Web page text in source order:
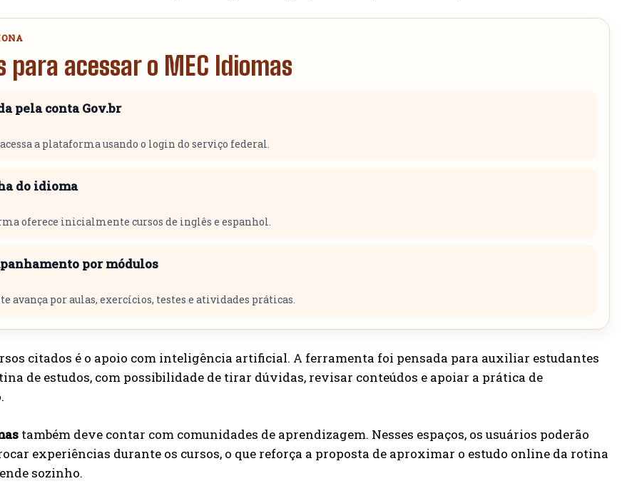
para acessar o MEC Idiomas
pela conta Gov.br
a plataforma usando o login do serviço federal.
do idioma
oferece inicialmente cursos de inglês e espanhol.
por módulos
avança por aulas, exercícios, testes e atividades práticas.
citados é o apoio com inteligência artificial. A ferramenta foi pensada para auxiliar estudantes
de estudos, com possibilidade de tirar dúvidas, revisar conteúdos e apoiar a prática de
também deve contar com comunidades de aprendizagem. Nesses espaços, os usuários poderão
experiências durante os cursos, o que reforça a proposta de aproximar o estudo online da rotina
sozinho.